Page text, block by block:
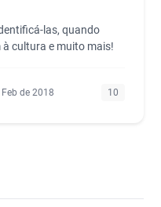
las, quando
cultura e muito mais!
de 2018 10